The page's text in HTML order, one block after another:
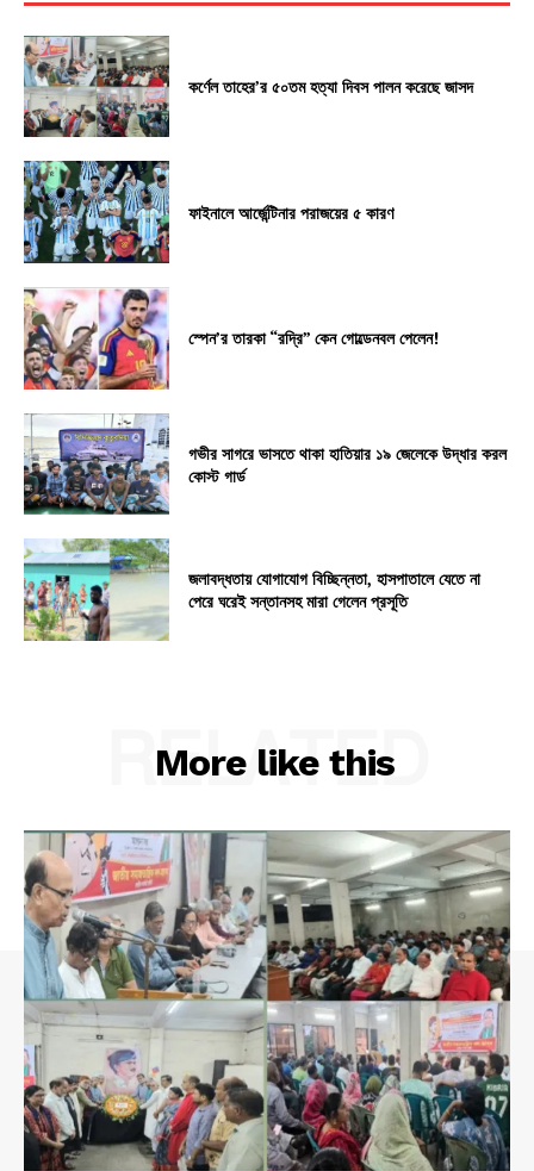
কর্ণেল তাহের’র ৫০তম হত্যা দিবস পালন করেছে জাসদ
ফাইনালে আর্জেন্টিনার পরাজয়ের ৫ কারণ
স্পেন’র তারকা “রদ্রি” কেন গোল্ডেনবল পেলেন!
গভীর সাগরে ভাসতে থাকা হাতিয়ার ১৯ জেলেকে উদ্ধার করল
কোস্ট গার্ড
জলাবদ্ধতায় যোগাযোগ বিচ্ছিন্নতা, হাসপাতালে যেতে না
পেরে ঘরেই সন্তানসহ মারা গেলেন প্রসূতি
More like this
RELATED